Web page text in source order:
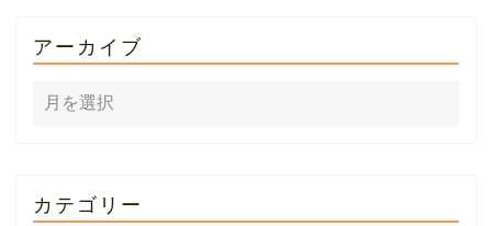
アーカイブ
カテゴリー